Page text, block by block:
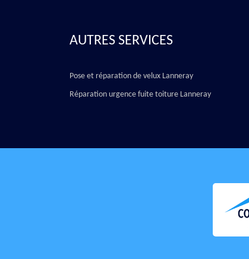
AUTRES SERVICES
Pose et réparation de velux Lanneray
Réparation urgence fuite toiture Lanneray